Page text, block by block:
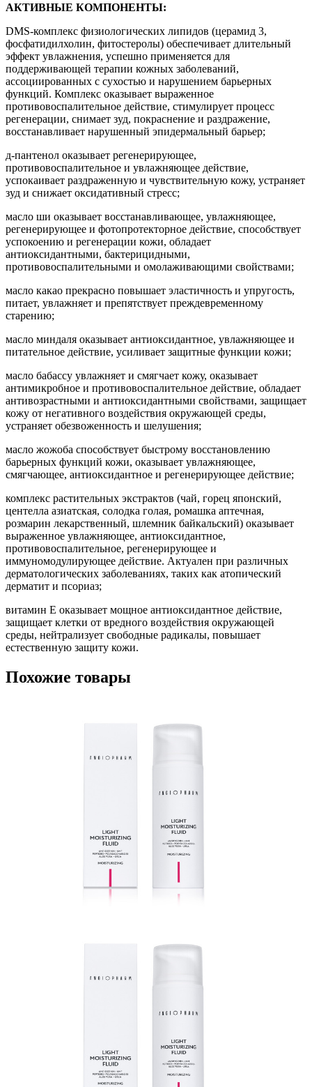
АКТИВНЫЕ КОМПОНЕНТЫ:
DMS-комплекс физиологических липидов (церамид 3,
фосфатидилхолин, фитостеролы) обеспечивает длительный
эффект увлажнения, успешно применяется для
поддерживающей терапии кожных заболеваний,
ассоциированных с сухостью и нарушением барьерных
функций. Комплекс оказывает выраженное
противовоспалительное действие, стимулирует процесс
регенерации, снимает зуд, покраснение и раздражение,
восстанавливает нарушенный эпидермальный барьер;
д-пантенол оказывает регенерирующее,
противовоспалительное и увлажняющее действие,
успокаивает раздраженную и чувствительную кожу, устраняет
зуд и снижает оксидативный стресс;
масло ши оказывает восстанавливающее, увлажняющее,
регенерирующее и фотопротекторное действие, способствует
успокоению и регенерации кожи, обладает
антиоксидантными, бактерицидными,
противовоспалительными и омолаживающими свойствами;
масло какао прекрасно повышает эластичность и упругость,
питает, увлажняет и препятствует преждевременному
старению;
масло миндаля оказывает антиоксидантное, увлажняющее и
питательное действие, усиливает защитные функции кожи;
масло бабассу увлажняет и смягчает кожу, оказывает
антимикробное и противовоспалительное действие, обладает
антивозрастными и антиоксидантными свойствами, защищает
кожу от негативного воздействия окружающей среды,
устраняет обезвоженность и шелушения;
масло жожоба способствует быстрому восстановлению
барьерных функций кожи, оказывает увлажняющее,
смягчающее, антиоксидантное и регенерирующее действие;
комплекс растительных экстрактов (чай, горец японский,
центелла азиатская, солодка голая, ромашка аптечная,
розмарин лекарственный, шлемник байкальский) оказывает
выраженное увлажняющее, антиоксидантное,
противовоспалительное, регенерирующее и
иммуномодулирующее действие. Актуален при различных
дерматологических заболеваниях, таких как атопический
дерматит и псориаз;
витамин Е оказывает мощное антиоксидантное действие,
защищает клетки от вредного воздействия окружающей
среды, нейтрализует свободные радикалы, повышает
естественную защиту кожи.
Похожие товары